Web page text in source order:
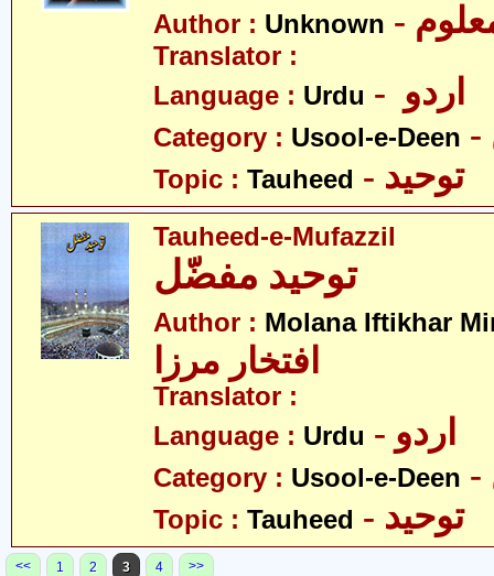
Author : Unknown
Translator :
Language : Urdu
Category : Usool-e-Deen
Topic : Tauheed - توحید
Tauheed-e-Mufazzil
توحید مفضّل
Author : Molana Iftikhar
افتخار مرزا
Translator :
Language : Urdu - اردو
Category : Usool-e-Deen
Topic : Tauheed - توحید
<< 1 2 3 4 >>